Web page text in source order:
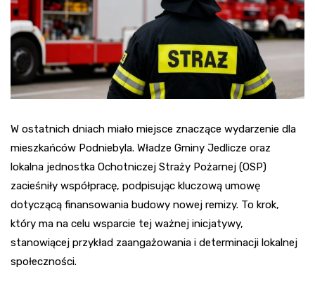
W ostatnich dniach miało miejsce znaczące wydarzenie dla
mieszkańców Podniebyla. Władze Gminy Jedlicze oraz
lokalna jednostka Ochotniczej Straży Pożarnej (OSP)
zacieśniły współpracę, podpisując kluczową umowę
dotyczącą finansowania budowy nowej remizy. To krok,
który ma na celu wsparcie tej ważnej inicjatywy,
stanowiącej przykład zaangażowania i determinacji lokalnej
społeczności.